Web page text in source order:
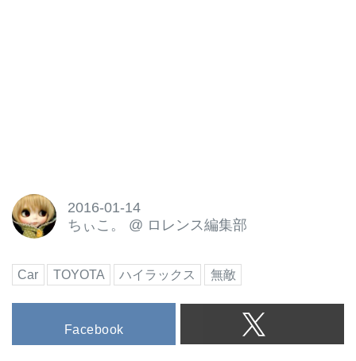
2016-01-14
ちぃこ。
@ ロレンス編集部
Car TOYOTA ハイラックス 無敵
Facebook